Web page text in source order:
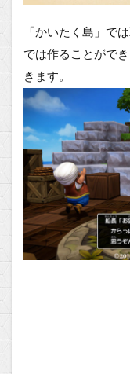
「かいたく島」で
では作ることがで
きます。